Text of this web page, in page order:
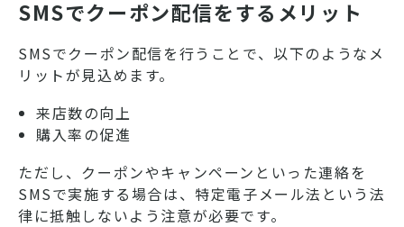
SMSでクーポン配信をするメリット
SMSでクーポン配信を行うことで、以下のようなメ
リットが見込めます。
来店数の向上
購入率の促進
ただし、クーポンやキャンペーンといった連絡を
SMSで実施する場合は、特定電子メール法という法
律に抵触しないよう注意が必要です。